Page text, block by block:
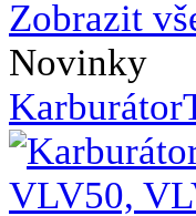
Zobrazit
Novinky